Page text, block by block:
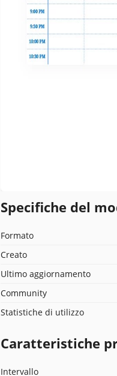
Specifiche del
Formato
Creato
Ultimo aggiornamento
Community
Statistiche di utilizzo
Caratteristiche
Intervallo